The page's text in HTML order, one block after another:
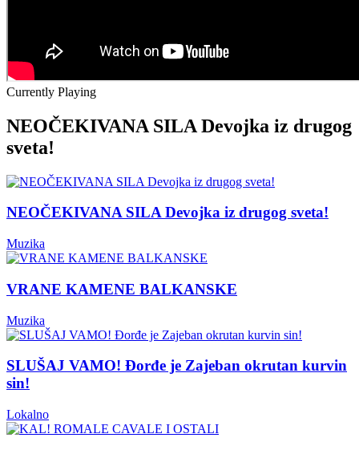
Currently Playing
NEOČEKIVANA SILA Devojka iz drugog
sveta!
NEOČEKIVANA SILA Devojka iz drugog sveta!
Muzika
VRANE KAMENE BALKANSKE
Muzika
SLUŠAJ VAMO! Đorđe je Zajeban okrutan kurvin
sin!
Lokalno